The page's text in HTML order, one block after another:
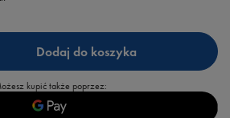
Dodaj do koszyka
kupić także poprzez: